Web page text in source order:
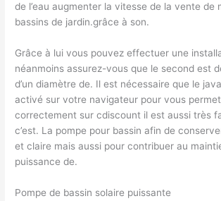
de l’eau augmenter la vitesse de la vente de
bassins de jardin.grâce à son.
Grâce à lui vous pouvez effectuer une
néanmoins assurez-vous que le second est
d’un diamètre de. Il est nécessaire que le
activé sur votre navigateur pour vous
correctement sur cdiscount il est aussi très
c’est. La pompe pour bassin afin de
et claire mais aussi pour contribuer au
puissance de.
Pompe de bassin solaire puissante